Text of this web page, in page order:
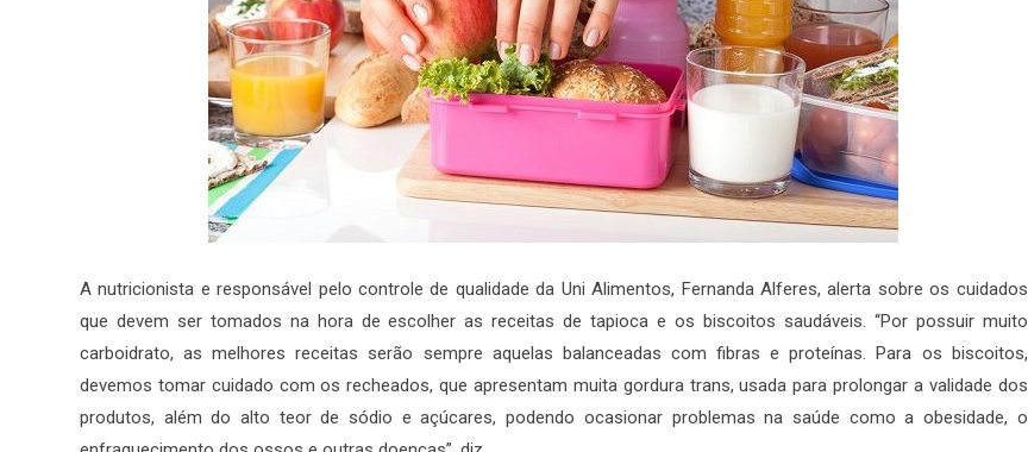
A nutricionista e responsável pelo controle de qualidade da Uni Alimentos, Fernanda Alferes, alerta sobre os cuidados
que devem ser tomados na hora de escolher as receitas de tapioca e os biscoitos saudáveis. “Por possuir muito
carboidrato, as melhores receitas serão sempre aquelas balanceadas com fibras e proteínas. Para os biscoitos,
devemos tomar cuidado com os recheados, que apresentam muita gordura trans, usada para prolongar a validade dos
produtos, além do alto teor de sódio e açúcares, podendo ocasionar problemas na saúde como a obesidade, o